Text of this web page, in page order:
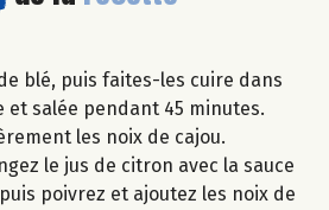
blé, puis faites-les cuire dans
et salée pendant 45 minutes.
les noix de cajou.
le jus de citron avec la sauce
poivrez et ajoutez les noix de